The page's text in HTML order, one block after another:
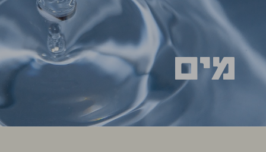
מים
מים
מה נכתוב על מים? חשוב שבכל בירה יהיו מים.
יעני מופחתי מינרלים, ככה הם יתאימו יותר
עשירים במינרלים, יעני "קשים" יתאימו יותר